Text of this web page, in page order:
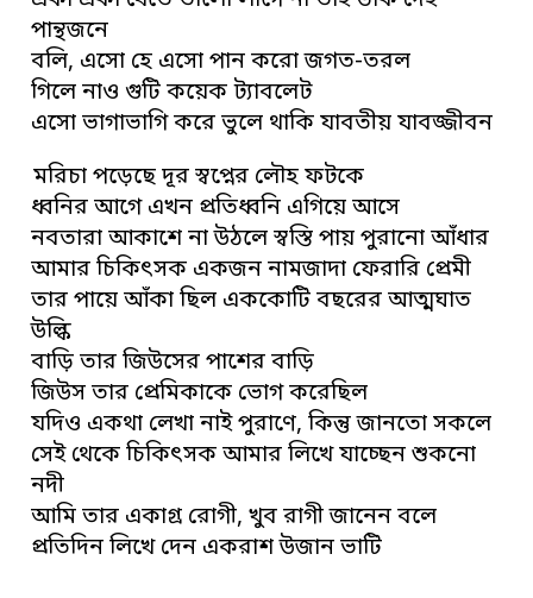
পান্থজনে
বলি, এসো হে এসো পান করো জগত-তরল
গিলে নাও গুটি কয়েক ট্যাবলেট
এসো ভাগাভাগি করে ভুলে থাকি যাবতীয় যাবজ্জীবন
মরিচা পড়েছে দূর স্বপ্নের লৌহ ফটকে
ধ্বনির আগে এখন প্রতিধ্বনি এগিয়ে আসে
নবতারা আকাশে না উঠলে স্বস্তি পায় পুরানো আঁধার
আমার চিকিৎসক একজন নামজাদা ফেরারি প্রেমী
তার পায়ে আঁকা ছিল এককোটি বছরের আত্মঘাত
উল্কি
বাড়ি তার জিউসের পাশের বাড়ি
জিউস তার প্রেমিকাকে ভোগ করেছিল
যদিও একথা লেখা নাই পুরাণে, কিন্তু জানতো সকলে
সেই থেকে চিকিৎসক আমার লিখে যাচ্ছেন শুকনো
নদী
আমি তার একাগ্র রোগী, খুব রাগী জানেন বলে
প্রতিদিন লিখে দেন একরাশ উজান ভাটি